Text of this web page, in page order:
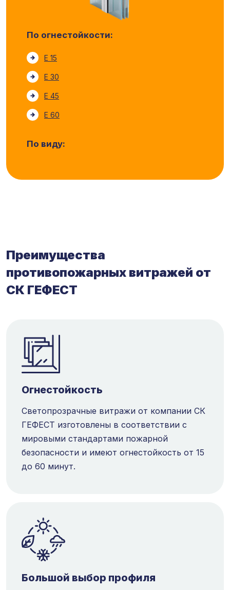
По огнестойкости:
E 15
E 30
E 45
E 60
По виду:
Преимущества
противопожарных витражей от
СК ГЕФЕСТ
Огнестойкость
Светопрозрачные витражи от компании СК
ГЕФЕСТ изготовлены в соответствии с
мировыми стандартами пожарной
безопасности и имеют огнестойкость от 15
до 60 минут.
Большой выбор профиля